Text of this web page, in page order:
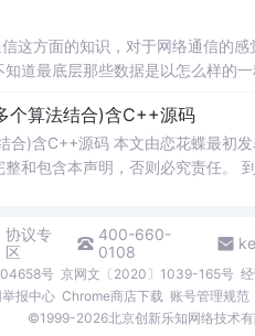
这方面的知识，对于网络通信的
道最底层那些数据是以怎么样的
个算法结合)含C++源码
合)含C++源码 本文由恋花蝶最
和包含本声明，否则必究责任。
协议专
区
400-660-
0108
号 京网文〔2020〕1039-165号
报中心 Chrome商店下载 账号管理规范
©1999-2026北京创新乐知网络技术有